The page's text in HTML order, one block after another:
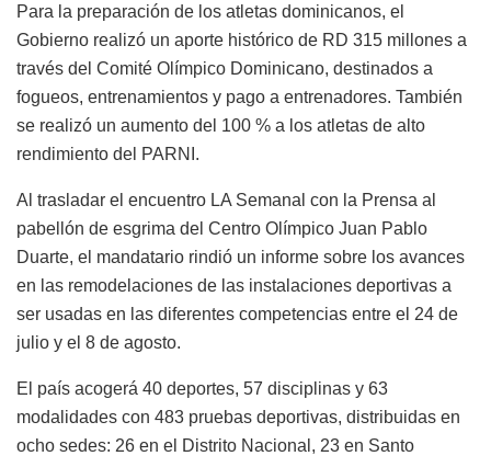
Para la preparación de los atletas dominicanos, el
Gobierno realizó un aporte histórico de RD 315 millones a
través del Comité Olímpico Dominicano, destinados a
fogueos, entrenamientos y pago a entrenadores. También
se realizó un aumento del 100 % a los atletas de alto
rendimiento del PARNI.
Al trasladar el encuentro LA Semanal con la Prensa al
pabellón de esgrima del Centro Olímpico Juan Pablo
Duarte, el mandatario rindió un informe sobre los avances
en las remodelaciones de las instalaciones deportivas a
ser usadas en las diferentes competencias entre el 24 de
julio y el 8 de agosto.
El país acogerá 40 deportes, 57 disciplinas y 63
modalidades con 483 pruebas deportivas, distribuidas en
ocho sedes: 26 en el Distrito Nacional, 23 en Santo